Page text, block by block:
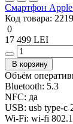
Смартфон
Код товара:
0
17 499 LEI
В корзину
Объём
Bluetooth: 5.3
NFC: да
USB: usb type-c
Wi-Fi: wi-fi